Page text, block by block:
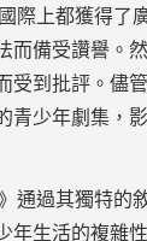
國際上都獲得了
而備受讚譽。
受到批評。儘
青少年劇集，
通過其獨特的
年生活的複雜